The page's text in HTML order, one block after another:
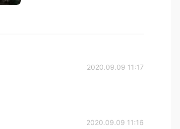
2020.09.09 11:17
2020.09.09 11:16